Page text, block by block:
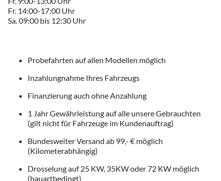
Fr. 14:00-17:00 Uhr
Sa. 09:00 bis 12:30 Uhr
Probefahrten auf allen Modellen möglich
Inzahlungnahme Ihres Fahrzeugs
Finanzierung auch ohne Anzahlung
1 Jahr Gewährleistung auf alle unsere Gebrauchten
(gilt nicht für Fahrzeuge im Kundenauftrag)
Bundesweiter Versand ab 99,- € möglich
(Kilometerabhängig)
Drosselung auf 25 KW, 35KW oder 72 KW möglich
(bauartbedingt)